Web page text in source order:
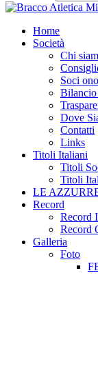
Home
Società
Chi
Soci
Bilancio
Dove
Contatti
Links
Titoli Italiani
Titoli
Titoli
LE
Record
Record
Record
Galleria
Foto